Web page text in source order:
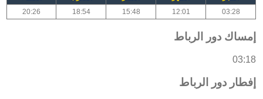
03:28
12:01
15:48
18:54
20:26
إمساك دور الرباط
03:18
إفطار دور الرباط